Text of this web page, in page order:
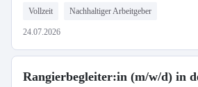
Vollzeit Nachhaltiger Arbeitgeber
24.07.2026
Rangierbegleiter:in (m/w/d) in